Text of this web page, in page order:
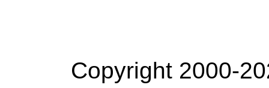
Copyright 2000-